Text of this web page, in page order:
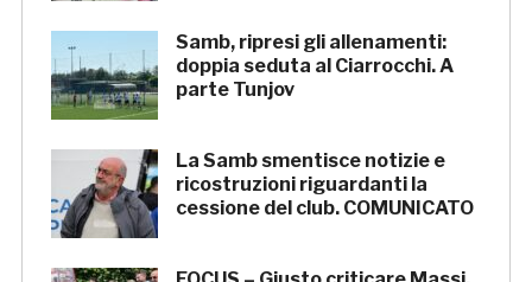
Samb, ripresi gli allenamenti:
doppia seduta al Ciarrocchi. A
parte Tunjov
La Samb smentisce notizie e
ricostruzioni riguardanti la
cessione del club. COMUNICATO